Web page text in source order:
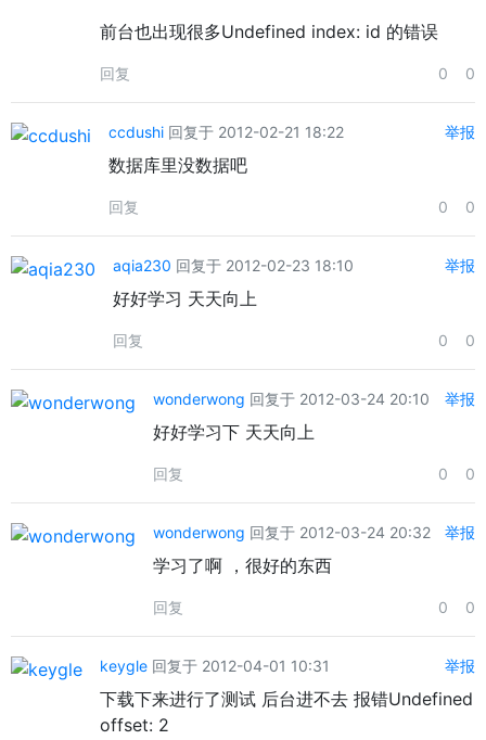
前台也出现很多Undefined index: id 的错误
回复 0 0
ccdushi 回复于 2012-02-21 18:22 举报
数据库里没数据吧
回复 0 0
aqia230 回复于 2012-02-23 18:10 举报
好好学习 天天向上
回复 0 0
wonderwong 回复于 2012-03-24 20:10 举报
好好学习下 天天向上
回复 0 0
wonderwong 回复于 2012-03-24 20:32 举报
学习了啊 ，很好的东西
回复 0 0
keygle 回复于 2012-04-01 10:31 举报
下载下来进行了测试 后台进不去 报错Undefined
offset: 2